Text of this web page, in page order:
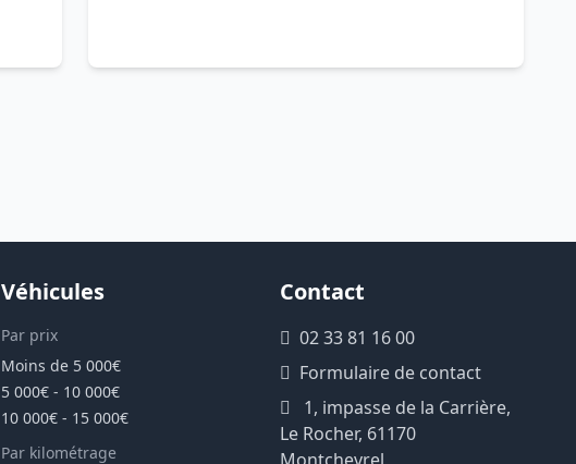
Véhicules
Par prix
Moins de 5 000€
5 000€ - 10 000€
10 000€ - 15 000€
Par kilométrage
Contact
02 33 81 16 00
Formulaire de contact
1, impasse de la Carrière,
Le Rocher, 61170